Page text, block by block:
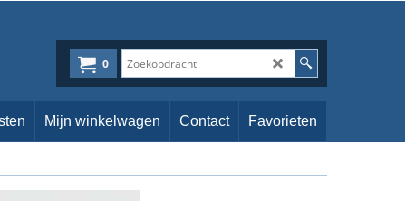
0
Mijn winkelwagen Contact Favorieten